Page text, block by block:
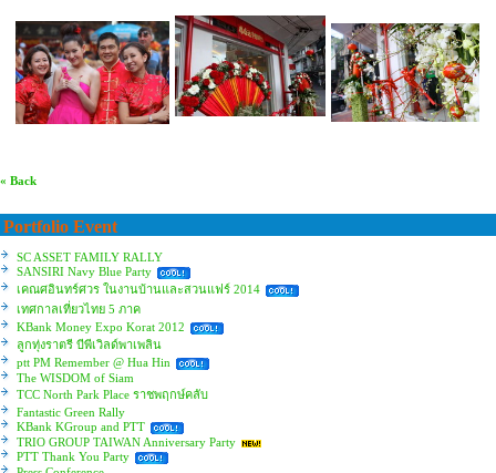
« Back
Portfolio Event
SC ASSET FAMILY RALLY
SANSIRI Navy Blue Party
เคณศอินทร์ศวร ในงานบ้านและสวนแฟร์ 2014
เทศกาลเที่ยวไทย 5 ภาค
KBank Money Expo Korat 2012
ลูกทุ่งราตรี บีพีเวิลด์พาเพลิน
ptt PM Remember @ Hua Hin
The WISDOM of Siam
TCC North Park Place ราชพฤกษ์คลับ
Fantastic Green Rally
KBank KGroup and PTT
TRIO GROUP TAIWAN Anniversary Party
PTT Thank You Party